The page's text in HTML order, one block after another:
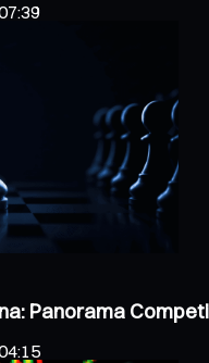
Panorama